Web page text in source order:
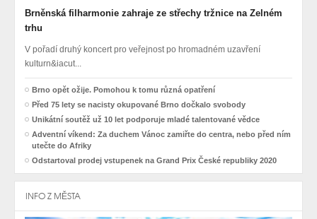
Brněnská filharmonie zahraje ze střechy tržnice na Zelném
trhu
V pořadí druhý koncert pro veřejnost po hromadném uzavření
kulturn&iacut...
Brno opět ožije. Pomohou k tomu různá opatření
Před 75 lety se nacisty okupované Brno dočkalo svobody
Unikátní soutěž už 10 let podporuje mladé talentované vědce
Adventní víkend: Za duchem Vánoc zamiřte do centra, nebo před ním
utečte do Afriky
Odstartoval prodej vstupenek na Grand Prix České republiky 2020
INFO Z MĚSTA